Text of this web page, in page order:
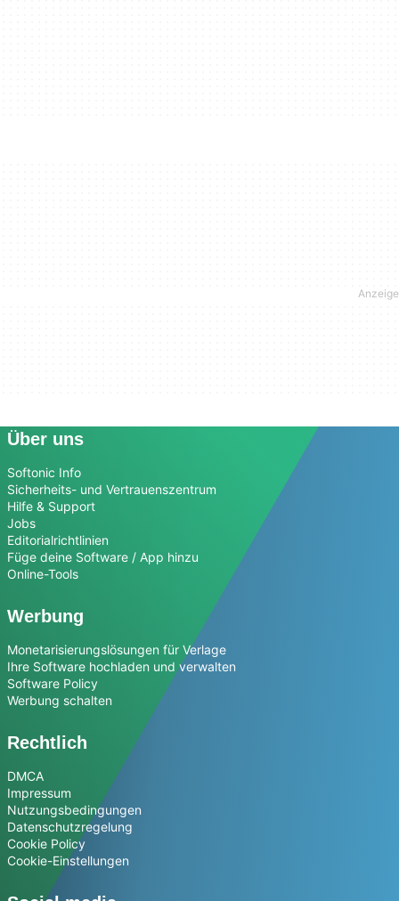
Über uns
Softonic Info
Sicherheits- und Vertrauenszentrum
Hilfe & Support
Jobs
Editorialrichtlinien
Füge deine Software / App hinzu
Online-Tools
Werbung
Monetarisierungslösungen für Verlage
Ihre Software hochladen und verwalten
Software Policy
Werbung schalten
Rechtlich
DMCA
Impressum
Nutzungsbedingungen
Datenschutzregelung
Cookie Policy
Cookie-Einstellungen